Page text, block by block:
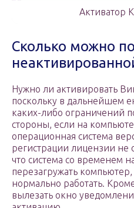
Активатор
Сколько можно
Нужно ли активировать
поскольку в дальнейшем
каких-либо ограничений
стороны, если на
операционная система
регистрации лицензии не
что система со временем
перезагружать компьютер,
нормально работать.
вылезать окно